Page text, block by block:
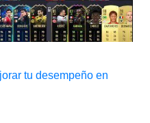
tu desempeño en